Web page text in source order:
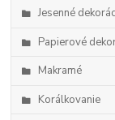
Jesenné
Papierové
Makramé
Korálkovanie